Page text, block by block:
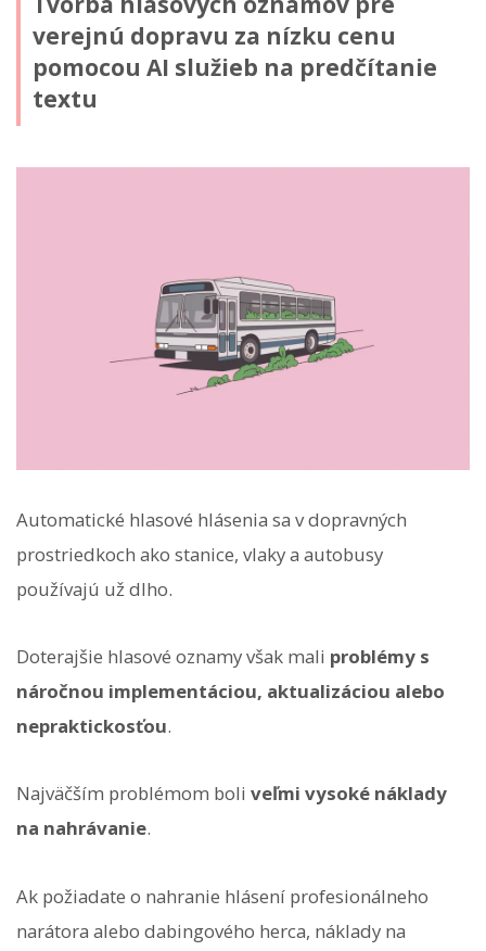
verejnú dopravu za nízku cenu
pomocou AI služieb na predčítanie
textu
Automatické hlasové hlásenia sa v dopravných
prostriedkoch ako stanice, vlaky a autobusy
používajú už dlho.
Doterajšie hlasové oznamy však mali problémy s
náročnou implementáciou, aktualizáciou alebo
nepraktickosťou.
Najväčším problémom boli veľmi vysoké náklady
na nahrávanie.
Ak požiadate o nahranie hlásení profesionálneho
narátora alebo dabingového herca, náklady na